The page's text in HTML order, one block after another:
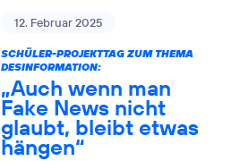
12. Februar 2025
SCHÜLER-PROJEKTTAG ZUM THEMA
DESINFORMATION:
„Auch wenn man
Fake News nicht
glaubt, bleibt etwas
hängen“